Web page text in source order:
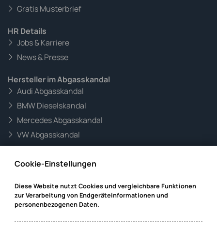
Gratis Musterbrief
HR Details
Jobs & Karriere
News & Presse
Hersteller im Abgasskandal
Audi Abgasskandal
BMW Dieselskandal
Mercedes Abgasskandal
VW Abgasskandal
Mandanteninformationen
Datenschutz
Impressum
Cookie-Einstellungen
Diese Website nutzt Cookies und vergleichbare Funktionen
zur Verarbeitung von Endgeräteinformationen und
personenbezogenen Daten.